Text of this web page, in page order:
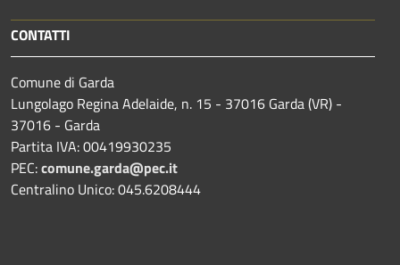
CONTATTI
Comune di Garda
Lungolago Regina Adelaide, n. 15 - 37016 Garda (VR) -
37016 - Garda
Partita IVA: 00419930235
PEC:comune.garda@pec.it
Centralino Unico: 045.6208444